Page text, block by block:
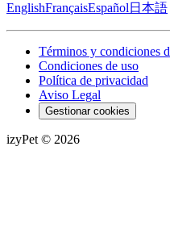
EnglishFrançaisEspañol日本語
Términos y condiciones
Condiciones de uso
Política de privacidad
Aviso Legal
Gestionar cookies
izyPet © 2026